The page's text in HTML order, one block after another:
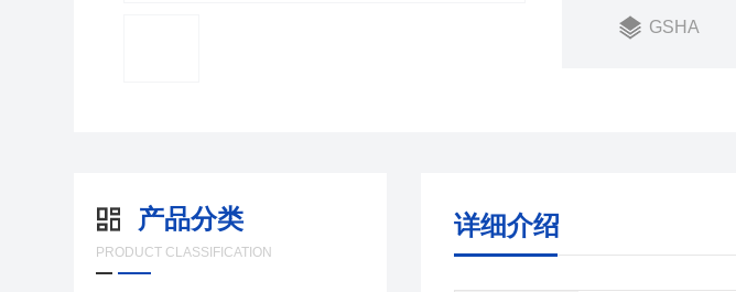
GSHA
产品分类
PRODUCT CLASSIFICATION
详细介绍